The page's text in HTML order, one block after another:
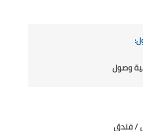
وصول
/ فندق